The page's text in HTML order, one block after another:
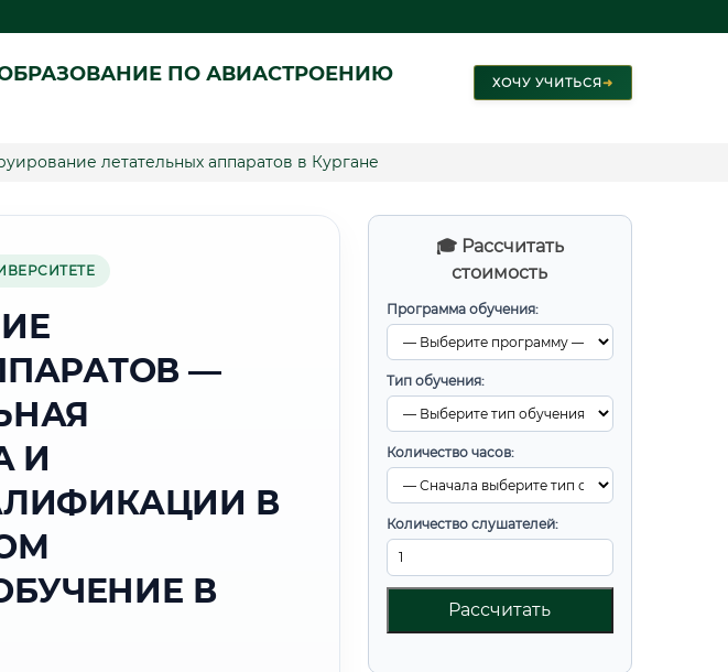
ПО АВИАСТРОЕНИЮ ХОЧУ УЧИТЬСЯ➜
летательных аппаратов в Кургане
🎓 Рассчитать
стоимость
Программа обучения:
Тип обучения:
Количество часов:
Количество слушателей:
Рассчитать
—
И
В
В